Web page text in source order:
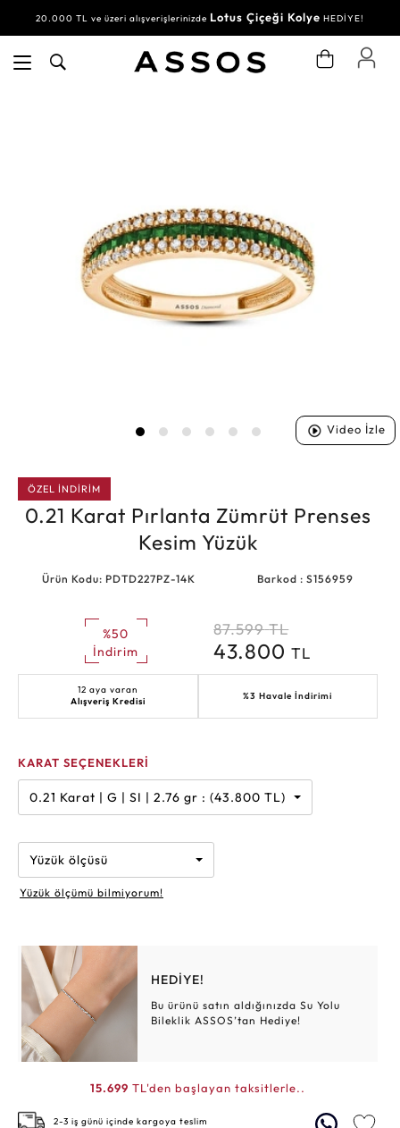
20.000 TL ve üzeri alışverişlerinizde Lotus Çiçeği Kolye HEDİYE!
Video İzle
ÖZEL İNDİRİM
0.21 Karat Pırlanta Zümrüt Prenses
Kesim Yüzük
Ürün Kodu: PDTD227PZ-14K Barkod : S156959
%50
İndirim
87.599 TL
43.800TL
12 aya varan
Alışveriş Kredisi
%3 Havale İndirimi
KARAT SEÇENEKLERİ
0.21 Karat | G | SI | 2.76 gr : (43.800 TL)
Yüzük ölçüsü
Yüzük ölçümü bilmiyorum!
HEDİYE!
Bu ürünü satın aldığınızda Su Yolu
Bileklik ASSOS’tan Hediye!
15.699 TL'den başlayan taksitlerle..
2-3 iş günü içinde kargoya teslim